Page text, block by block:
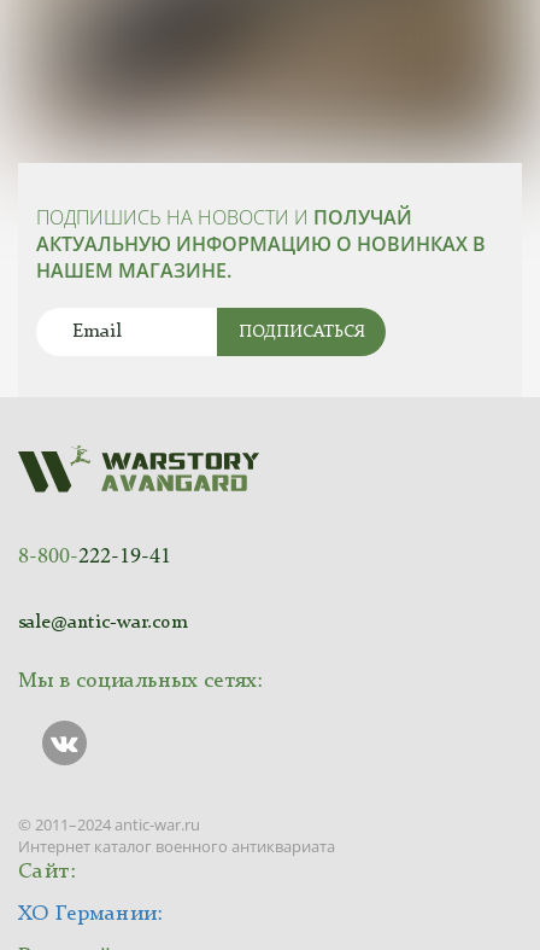
ПОДПИШИСЬ НА НОВОСТИ И ПОЛУЧАЙ
АКТУАЛЬНУЮ ИНФОРМАЦИЮ О НОВИНКАХ В
НАШЕМ МАГАЗИНЕ.
ПОДПИСАТЬСЯ
8-800-222-19-41
sale@antic-war.com
Мы в социальных сетях:
© 2011–2024 antic-war.ru
Интернет каталог военного антиквариата
Сайт:
ХО Германии: